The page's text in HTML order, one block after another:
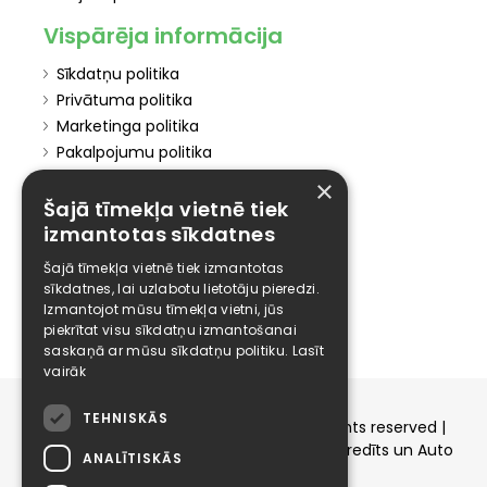
Vispārēja informācija
Sīkdatņu politika
Privātuma politika
Marketinga politika
Pakalpojumu politika
Elīzings
Affiliate
Karjera
Kontakti
Copyright © 2015-2026 elizings.lv | All rights reserved |
elizings - Kredītu salīdzināšana, Patēriņa kredīts un Auto
×
Šajā tīmekļa vietnē tiek
izmantotas sīkdatnes
Šajā tīmekļa vietnē tiek izmantotas
sīkdatnes, lai uzlabotu lietotāju pieredzi.
Izmantojot mūsu tīmekļa vietni, jūs
piekrītat visu sīkdatņu izmantošanai
saskaņā ar mūsu sīkdatņu politiku. Lasīt
vairāk
TEHNISKĀS
ANALĪTISKĀS